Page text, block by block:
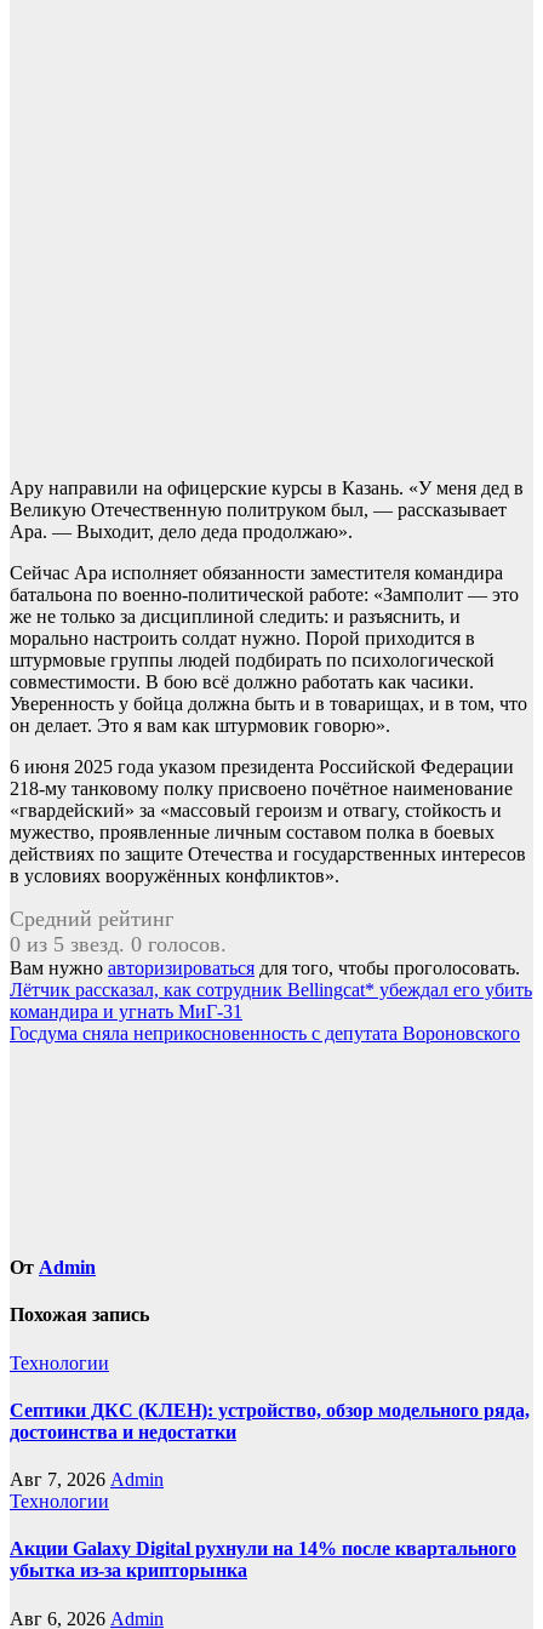
Ару направили на офицерские курсы в Казань. «У меня дед в
Великую Отечественную политруком был, — рассказывает
Ара. — Выходит, дело деда продолжаю».
Сейчас Ара исполняет обязанности заместителя командира
батальона по военно-политической работе: «Замполит — это
же не только за дисциплиной следить: и разъяснить, и
морально настроить солдат нужно. Порой приходится в
штурмовые группы людей подбирать по психологической
совместимости. В бою всё должно работать как часики.
Уверенность у бойца должна быть и в товарищах, и в том, что
он делает. Это я вам как штурмовик говорю».
6 июня 2025 года указом президента Российской Федерации
218-му танковому полку присвоено почётное наименование
«гвардейский» за «массовый героизм и отвагу, стойкость и
мужество, проявленные личным составом полка в боевых
действиях по защите Отечества и государственных интересов
в условиях вооружённых конфликтов».
Средний рейтинг
0 из 5 звезд. 0 голосов.
Вам нужно авторизироваться для того, чтобы проголосовать.
Навигация
по
Лётчик рассказал, как сотрудник Bellingcat* убеждал его убить
командира и угнать МиГ-31
Госдума сняла неприкосновенность с депутата Вороновского
От Admin
Похожая запись
Технологии
Септики ДКС (КЛЕН): устройство, обзор модельного ряда,
достоинства и недостатки
Авг 7, 2026 Admin
Технологии
Акции Galaxy Digital рухнули на 14% после квартального
убытка из-за крипторынка
Авг 6, 2026 Admin